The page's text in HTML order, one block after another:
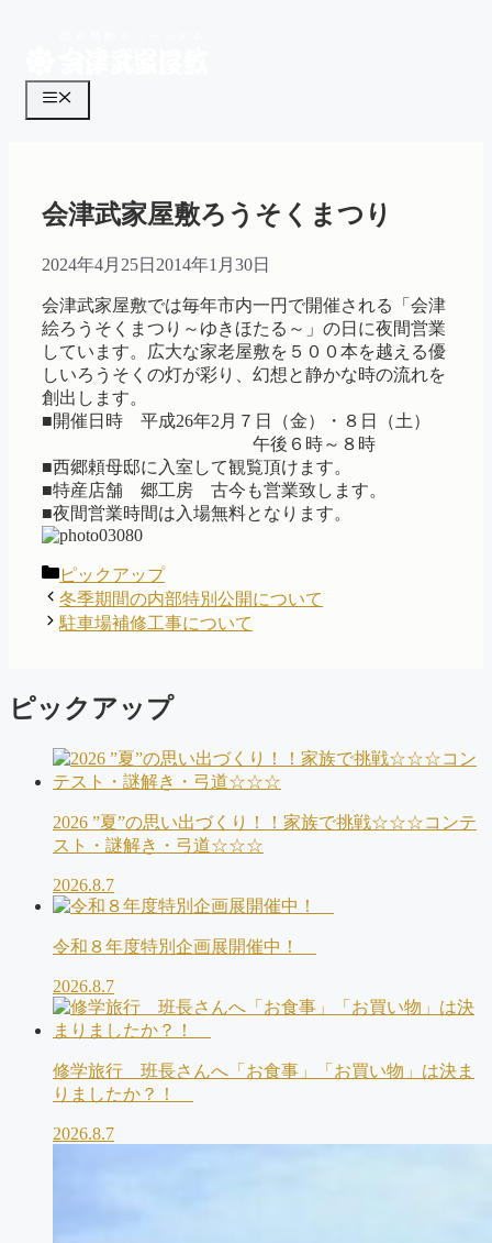
メ
ー
会津武家屋敷ろうそくまつり
2024年4月25日 2014年1月30日
会津武家屋敷では毎年市内一円で開催される「会津
絵ろうそくまつり～ゆきほたる～」の日に夜間営業
しています。広大な家老屋敷を５００本を越える優
しいろうそくの灯が彩り、幻想と静かな時の流れを
創出します。
■開催日時 平成26年2月７日（金）・８日（土）
午後６時～８時
■西郷頼母邸に入室して観覧頂けます。
■特産店舗 郷工房 古今も営業致します。
■夜間営業時間は入場無料となります。
カ
テ
ゴ
ピックアップ
冬季期間の内部特別公開について
駐車場補修工事について
ピックアップ
2026 ”夏”の思い出づくり！！家族で挑戦☆☆☆コンテ
スト・謎解き・弓道☆☆☆
2026.8.7
令和８年度特別企画展開催中！
2026.8.7
修学旅行 班長さんへ「お食事」「お買い物」は決ま
りましたか？！
2026.8.7